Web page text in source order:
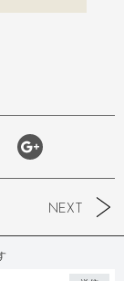
NEXT